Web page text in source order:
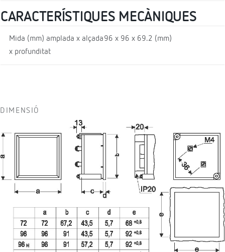
CARACTERÍSTIQUES MECÀNIQUES
Mida (mm) amplada x alçada
x profunditat
96 x 96 x 69.2 (mm)
DIMENSIÓ